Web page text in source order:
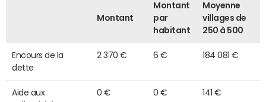
Montant
Montant
par
habitant
Moyenne
villages de
250 à 500
Encours de la
dette
2 370 € 6 € 184 081 €
Aide aux
0 € 0 € 141 €